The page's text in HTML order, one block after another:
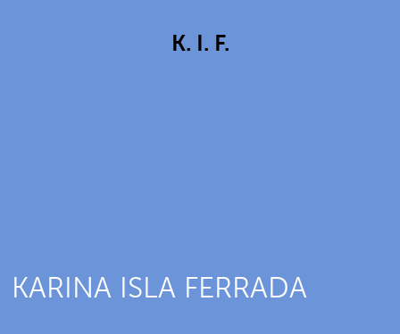
K. I. F.
KARINA ISLA FERRADA